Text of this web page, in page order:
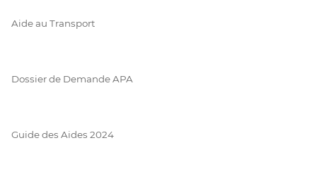
Aide au Transport
Dossier de Demande APA
Guide des Aides 2024